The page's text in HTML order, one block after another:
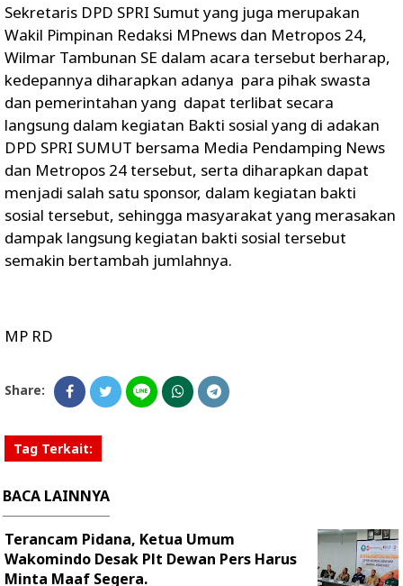
Sekretaris DPD SPRI Sumut yang juga merupakan
Wakil Pimpinan Redaksi MPnews dan Metropos 24,
Wilmar Tambunan SE dalam acara tersebut berharap,
kedepannya diharapkan adanya para pihak swasta
dan pemerintahan yang dapat terlibat secara
langsung dalam kegiatan Bakti sosial yang di adakan
DPD SPRI SUMUT bersama Media Pendamping News
dan Metropos 24 tersebut, serta diharapkan dapat
menjadi salah satu sponsor, dalam kegiatan bakti
sosial tersebut, sehingga masyarakat yang merasakan
dampak langsung kegiatan bakti sosial tersebut
semakin bertambah jumlahnya.
MP RD
Share:
Tag Terkait:
BACA LAINNYA
Terancam Pidana, Ketua Umum
Wakomindo Desak Plt Dewan Pers Harus
Minta Maaf Segera.